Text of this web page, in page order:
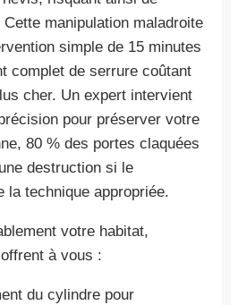
manipulation maladroite
simple de 15 minutes
complet de serrure coûtant
cher. Un expert intervient
pour préserver votre
80 % des portes claquées
destruction si le
la technique appropriée.
votre habitat,
à vous :
du cylindre pour